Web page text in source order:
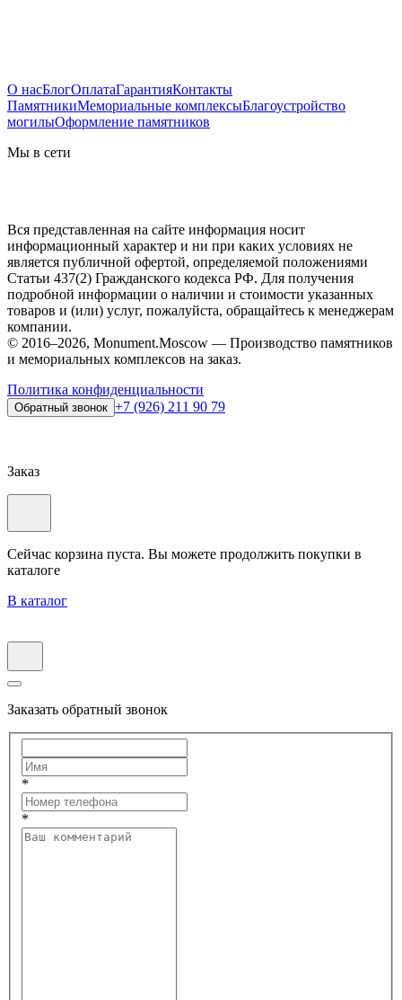
О насБлогОплатаГарантияКонтакты
ПамятникиМемориальные комплексыБлагоустройство
могилыОформление памятников
Мы в сети
Вся представленная на сайте информация носит
информационный характер и ни при каких условиях не
является публичной офертой, определяемой положениями
Статьи 437(2) Гражданского кодекса РФ. Для получения
подробной информации о наличии и стоимости указанных
товаров и (или) услуг, пожалуйста, обращайтесь к менеджерам
компании.
© 2016–2026, Monument.Moscow — Производство памятников
и мемориальных комплексов на заказ.
Политика конфиденциальности
Обратный звонок +7 (926) 211 90 79
Заказ
Сейчас корзина пуста. Вы можете продолжить покупки в
каталоге
В каталог
Заказать обратный звонок
*
*